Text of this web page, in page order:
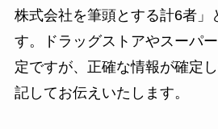
株式会社を筆頭とする計6者」
す。ドラッグストアやスーパ
定ですが、正確な情報が確定
記してお伝えいたします。